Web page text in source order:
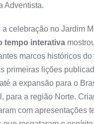
Adventista.
a celebração no Jardim
tempo interativa
marcos históricos do
primeiras lições
a expansão para o
para a região Norte.
com apresentações